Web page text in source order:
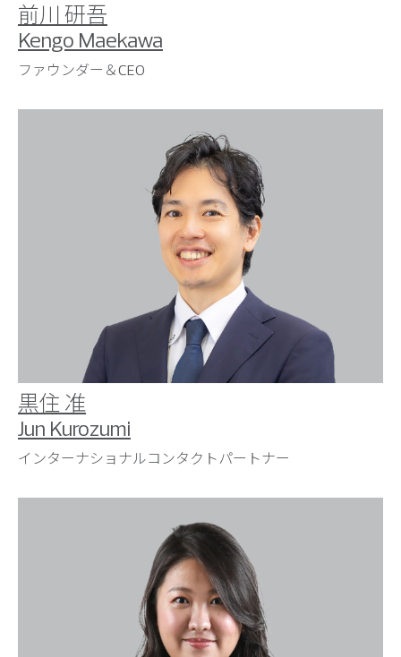
前川 研吾
Kengo Maekawa
ファウンダー＆CEO
黒住 准
Jun Kurozumi
インターナショナルコンタクトパートナー